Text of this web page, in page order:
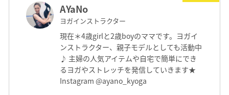
AYaNo
ヨガインストラクター
現在＊4歳girlと2歳boyのママです。ヨガイ
ンストラクター、親子モデルとしても活動中
♪ 主婦の人気アイテムや自宅で簡単にでき
るヨガやストレッチを発信していきます★
Instagram @ayano_kyoga